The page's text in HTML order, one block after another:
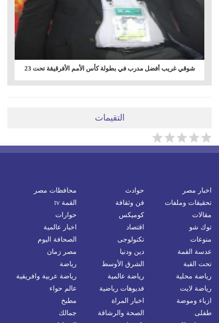
شوقي غريب أفضل مدرب في بطولة كأس الأمم الأفرقيقة تحت 23
التقيمات
اخبار مصر حوادث
محافظات مصر
تحقيقات وملفات
فن وثقافة
القمة tv
مقالات
كوميكس
حوارات
توك شو
اقتصاد
اخبار عالمية
منوعات
تكنولوجى
الصحافة اليوم
عدسة القمة
دين ودنيا
مصر زمان
تحت القبة
الشرق الأوسط
رياضة
رياضة محلية
رياضة عالمية
رياضة عربية وافريقية
رياضة لايت
فديوهات رياضية
عالم حواء
ازياء وموضة
اخبار المراة
مطبخ
طفلى
الصحة والرشاقة
جمالك